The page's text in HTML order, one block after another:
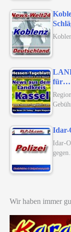
für…
Idar-
Idar-
Wir haben immer